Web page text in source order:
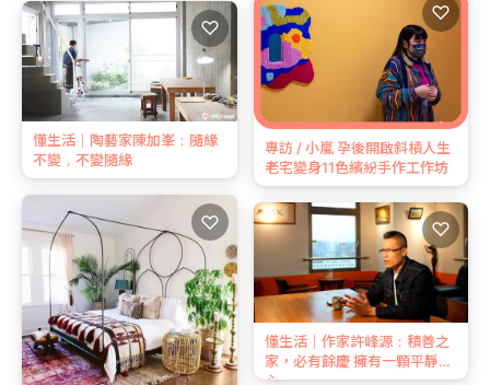
專訪 / 小嵐 孕後開啟斜槓人生
老宅變身11色繽紛手作工作坊
♡
懂生活｜作家許峰源：積善之
家，必有餘慶 擁有一顆平靜的
心
♡
懂生活｜陶藝家陳加峯：隨緣
不變，不變隨緣
♡
♡